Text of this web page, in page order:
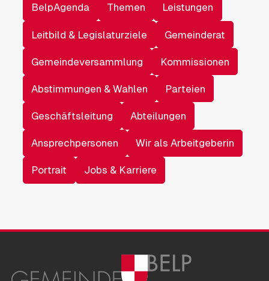
BelpAgenda Themen Leistungen
Leitbild & Legislaturziele Gemeinderat
Gemeindeversammlung Kommissionen
Abstimmungen & Wahlen Parteien
Geschäftsleitung Abteilungen
Ansprechpersonen Wir als Arbeitgeberin
Portrait Jobs & Karriere